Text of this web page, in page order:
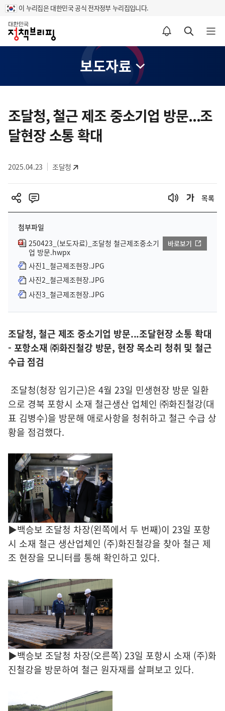
이 누리집은 대한민국 공식 전자정부 누리집입니다.
홈
알림설정 바로가기 검색 바로가기 메뉴 열기
보도자료
텐
츠
영
조달청, 철근 제조 중소기업 방문...조
달현장 소통 확대
2025.04.23 조달청
목록
첨부파일
250423_(보도자료)_조달청 철근제조중소기
업 방문.hwpx
바로보기
사진1_철근제조현장.JPG
사진2_철근제조현장.JPG
사진3_철근제조현장.JPG
조달청, 철근 제조 중소기업 방문...조달현장 소통 확대
- 포항소재 ㈜화진철강 방문, 현장 목소리 청취 및 철근
수급 점검
조달청(청장 임기근)은 4월 23일 민생현장 방문 일환
으로 경북 포항시 소재 철근생산 업체인 ㈜화진철강(대
표 김병수)을 방문해 애로사항을 청취하고 철근 수급 상
황을 점검했다.
▶백승보 조달청 차장(왼쪽에서 두 번째)이 23일 포항
시 소재 철근 생산업체인 (주)화진철강을 찾아 철근 제
조 현장을 모니터를 통해 확인하고 있다.
▶백승보 조달청 차장(오른쪽) 23일 포항시 소재 (주)화
진철강을 방문하여 철근 원자재를 살펴보고 있다.